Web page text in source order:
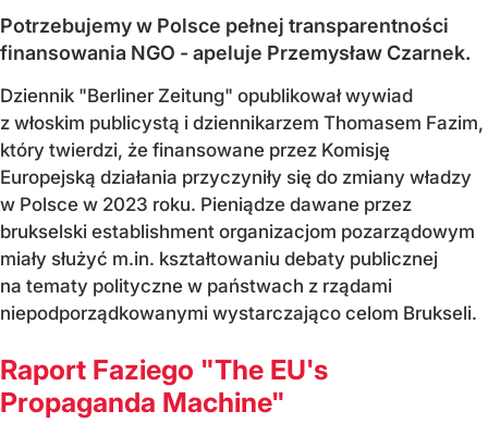
Potrzebujemy w Polsce pełnej transparentności
finansowania NGO - apeluje Przemysław Czarnek.
Dziennik "Berliner Zeitung" opublikował wywiad
z włoskim publicystą i dziennikarzem Thomasem Fazim,
który twierdzi, że finansowane przez Komisję
Europejską działania przyczyniły się do zmiany władzy
w Polsce w 2023 roku. Pieniądze dawane przez
brukselski establishment organizacjom pozarządowym
miały służyć m.in. kształtowaniu debaty publicznej
na tematy polityczne w państwach z rządami
niepodporządkowanymi wystarczająco celom Brukseli.
Raport Faziego "The EU's
Propaganda Machine"